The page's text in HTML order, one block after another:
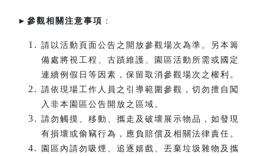
► 參觀相關注意事項 ：
請以活動頁面公告之開放參觀場次為準。另本籌
備處將視工程、古蹟維護、園區活動所需或國定
連續例假日等因素，保留取消參觀場次之權利。
請依現場工作人員之引導範圍參觀，切勿擅自闖
入非本園區公告開放之區域。
請勿觸摸、移動、攜走及破壞展示物品，如發現
有損壞或偷竊行為，應負賠償及相關法律責任。
園區內請勿吸煙、追逐嬉戲、丟棄垃圾雜物及攜